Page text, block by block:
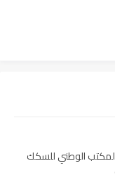
الوطني للسكك